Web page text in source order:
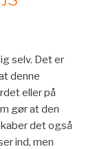
selv. Det er
denne
eller på
gør at den
det også
ind, men